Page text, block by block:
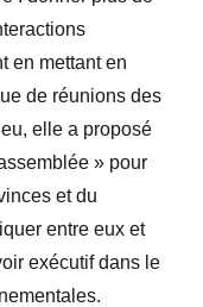
en mettant en
de réunions des
elle a proposé
» pour
et du
entre eux et
exécutif dans le